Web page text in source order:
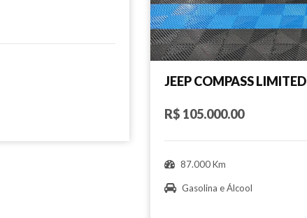
JEEP COMPASS LIMITED
R$ 105.000.00
87.000 Km
Gasolina e Álcool